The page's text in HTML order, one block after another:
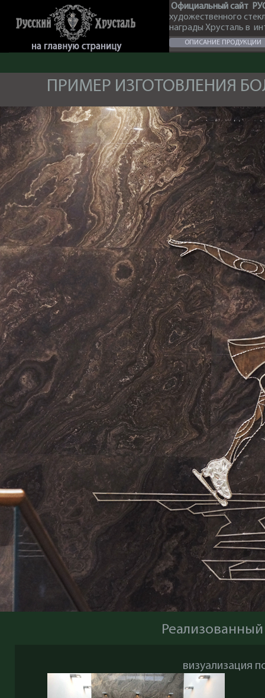
Официальный сайт
художественного
награды Хрусталь в
ОПИСАНИЕ ПРОДУКЦИИ
ПРИМЕР ИЗГОТОВЛЕНИЯ
визуализация